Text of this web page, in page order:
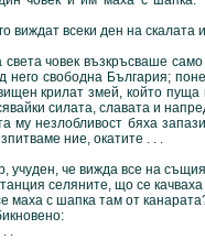
виждат всеки ден на скалата
човек възкръсваше само
него свободна България;
крилат змей, който
силата, славата и
бяха
ние, окатите . . .
че вижда все на
селяните, що се качваха
с шапка там от
.